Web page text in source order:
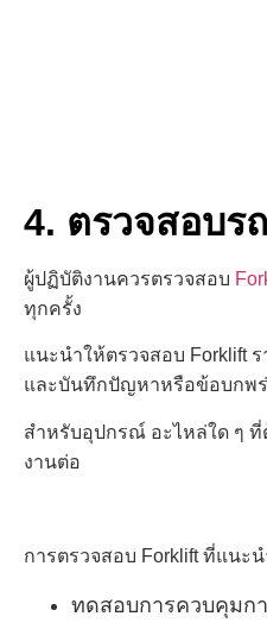
4. ตรวจสอบร
ผู้ปฏิบัติงานควรตรวจสอบ
ทุกครั้ง
แนะนำให้ตรวจสอบ Forklift ร
และบันทึกปัญหาหรือข้อบกพ
สำหรับอุปกรณ์ อะไหล่ใด ๆ
งานต่อ
การตรวจสอบ Forklift ที่แนะ
ทดสอบการควบคุมก